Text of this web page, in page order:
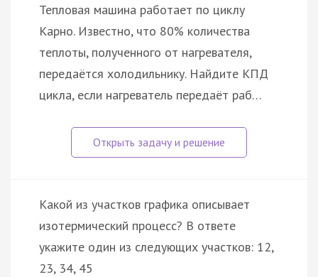
Тепловая машина работает по циклу
Карно. Известно, что 80% количества
теплоты, полученного от нагревателя,
передаётся холодильнику. Найдите КПД
цикла, если нагреватель передаёт раб…
Какой из участков графика описывает
изотермический процесс? В ответе
укажите один из следующих участков: 12,
23, 34, 45